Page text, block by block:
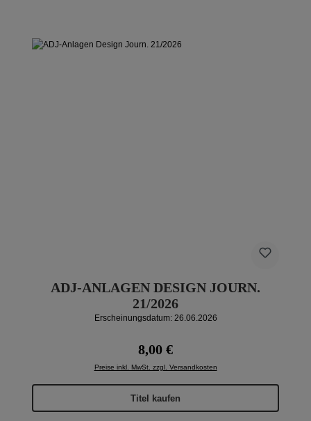
ADJ-ANLAGEN DESIGN JOURN.
21/2026
Erscheinungsdatum: 26.06.2026
Regulärer Preis:
8,00 €
Preise inkl. MwSt. zzgl. Versandkosten
Titel kaufen